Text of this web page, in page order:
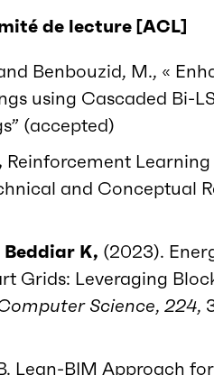
de lecture[ACL]
Benbouzid, M., «
using Cascaded Bi-
(accepted)
Reinforcement
and Conceptual
Beddiar K, (2023).
Grids: Leveraging
Science,224,
Lean-BIM Approach